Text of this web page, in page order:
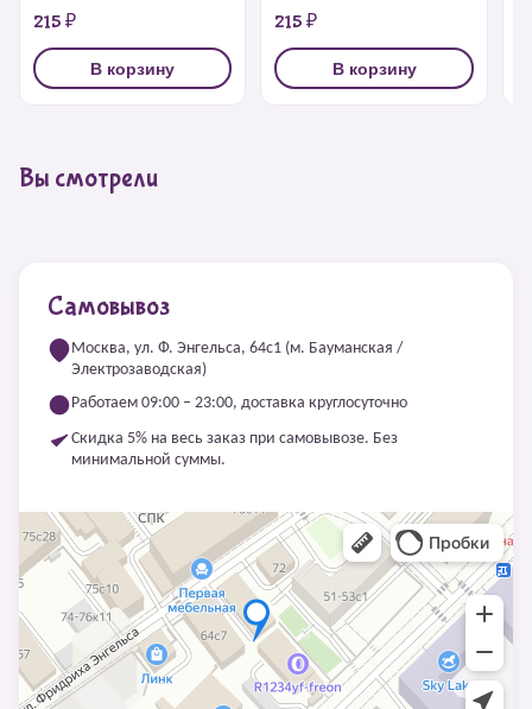
215 ₽
В корзину
215 ₽
В корзину
Вы смотрели
Самовывоз
Москва, ул. Ф. Энгельса, 64с1 (м. Бауманская /
Электрозаводская)
Работаем 09:00 – 23:00, доставка круглосуточно
Скидка 5% на весь заказ при самовывозе. Без
минимальной суммы.